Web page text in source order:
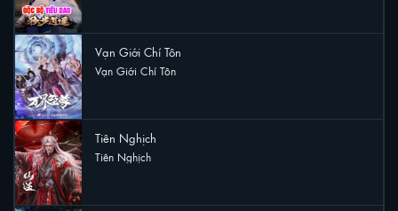
Vạn Giới Chí Tôn
Vạn Giới Chí Tôn
Tiên Nghịch
Tiên Nghịch